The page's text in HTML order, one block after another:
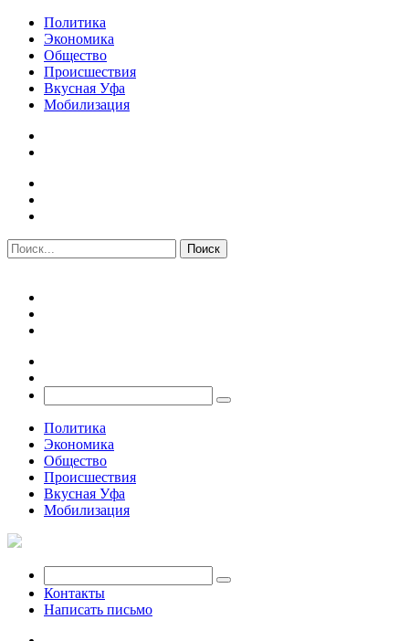
Политика
Экономика
Общество
Происшествия
Вкусная Уфа
Мобилизация
Политика
Экономика
Общество
Происшествия
Вкусная Уфа
Мобилизация
Контакты
Написать письмо